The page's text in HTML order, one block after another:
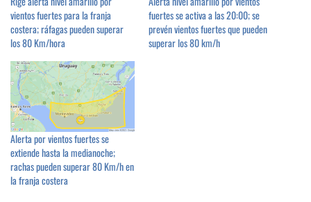
vientos fuertes para la franja
costera; ráfagas pueden superar
los 80 Km/hora
fuertes se activa a las 20:00; se
prevén vientos fuertes que pueden
superar los 80 km/h
Alerta por vientos fuertes se
extiende hasta la medianoche;
rachas pueden superar 80 Km/h en
la franja costera